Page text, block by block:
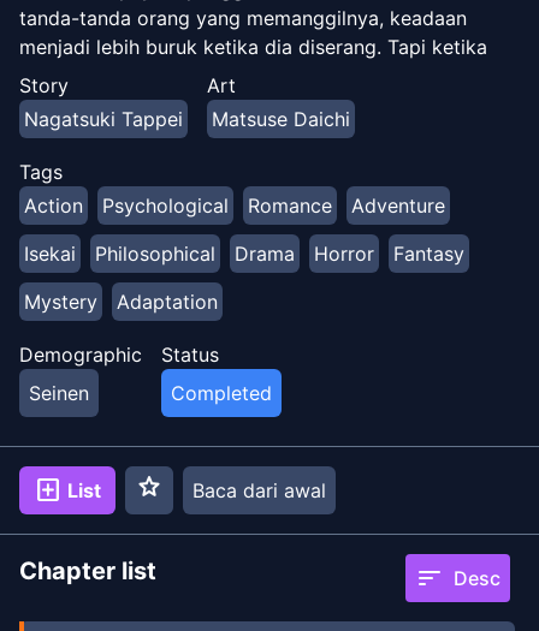
tanda-tanda orang yang memanggilnya, keadaan
menjadi lebih buruk ketika dia diserang. Tapi ketika
dia diselamatkan oleh seorang gadis misterius
berambut perak dengan seekor kucing peri, Subaru
bekerja sama dengan gadis itu untuk membalas budi.
Ketika mereka akhirnya berhasil mendapatkan
petunjuk, Subaru dan gadis itu diserang dan dibunuh
oleh seseorang. Subaru kemudian terbangun di tempat
dia dipanggil dan menyadari kemampuan yang dia
peroleh "Returns by Death" seorang anak laki-laki tak
berdaya yang hanya memiliki kemampuan
keputusasaan, bisakah dia menyelamatkan gadis itu
dari takdir kematian!
Story
Nagatsuki Tappei
Art
Matsuse Daichi
Tags
Action
Psychological Romance
Adventure
Isekai
Philosophical Drama Horror
Fantasy
Mystery
Adaptation
Demographic
Seinen
Status
Completed
add_box List star Baca dari awal
Chapter list sort Desc